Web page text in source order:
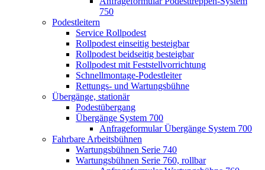
750
Podestleitern
Service Rollpodest
Rollpodest einseitig besteigbar
Rollpodest beidseitig besteigbar
Rollpodest mit Feststellvorrichtung
Schnellmontage-Podestleiter
Rettungs- und Wartungsbühne
Übergänge, stationär
Podestübergang
Übergänge System 700
Anfrageformular Übergänge System 700
Fahrbare Arbeitsbühnen
Wartungsbühnen Serie 740
Wartungsbühnen Serie 760, rollbar